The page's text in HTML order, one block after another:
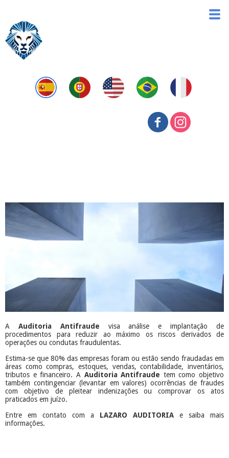
A Auditoria Antifraude visa análise e implantação de
procedimentos para reduzir ao máximo os riscos derivados de
operações ou condutas fraudulentas.
Estima-se que 80% das empresas foram ou estão sendo fraudadas em
áreas como compras, estoques, vendas, contabilidade, inventários,
tributos e financeiro. A Auditoria Antifraude tem como objetivo
também contingenciar (levantar em valores) ocorrências de fraudes
com objetivo de pleitear indenizações ou comprovar os atos
praticados em juízo.
Entre em contato com a LAZARO AUDITORIA e saiba mais
informações.